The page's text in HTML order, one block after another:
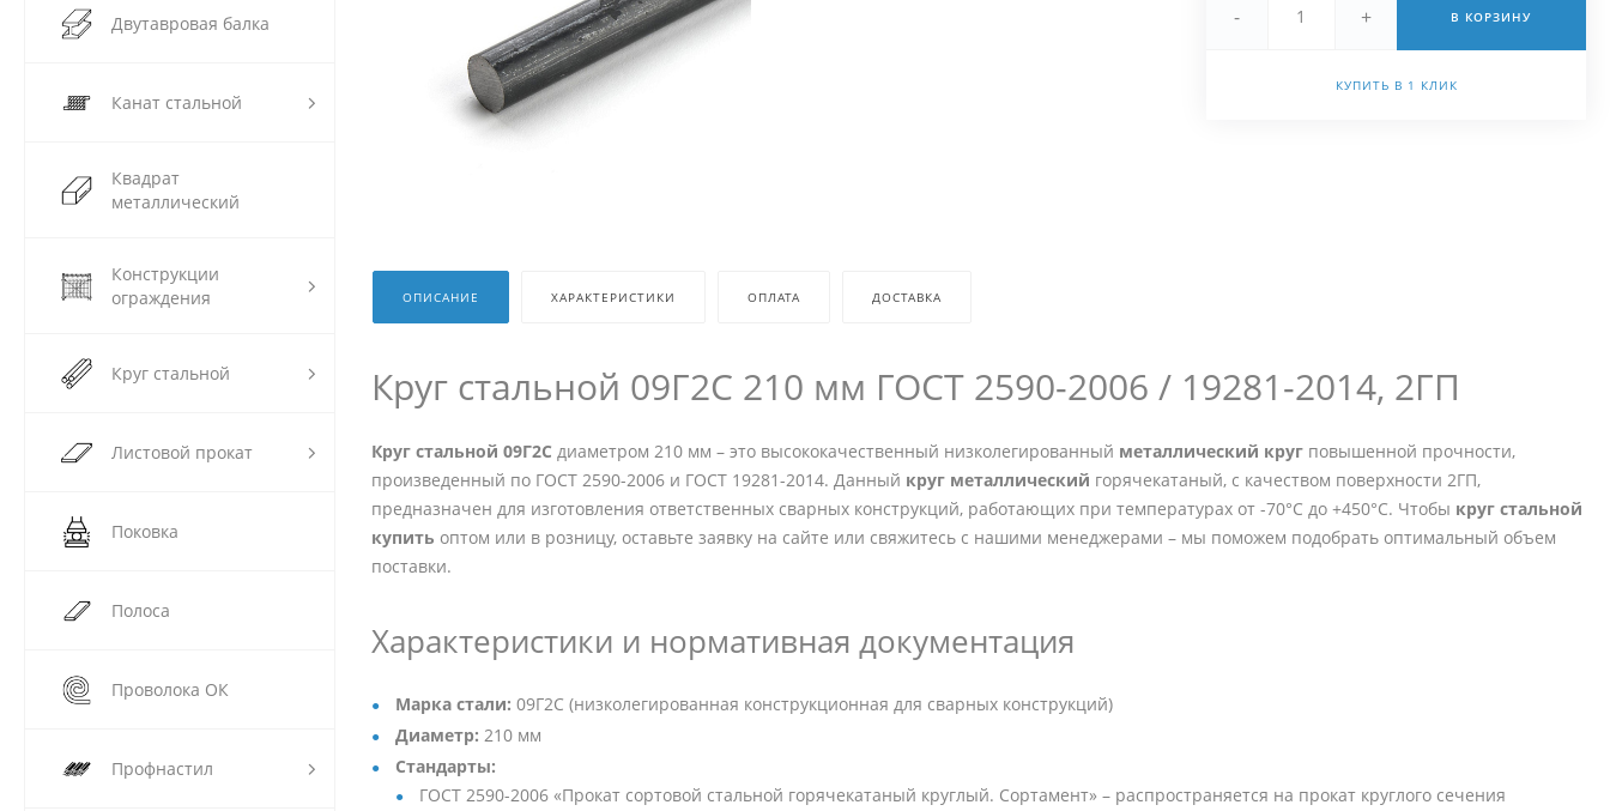
25091985a@inbox.ru
г. Новосибирск, ул.
Двутавровая балка
Канат стальной
Квадрат
металлический
Конструкции
ограждения
Круг стальной
Листовой прокат
Поковка
Полоса
Проволока ОК
Профнастил
- + В КОРЗИНУ
КУПИТЬ В 1 КЛИК
ОПИСАНИЕ ХАРАКТЕРИСТИКИ ОПЛАТА ДОСТАВКА
Круг стальной 09Г2С 210 мм ГОСТ 2590-2006 / 19281-2014, 2ГП
Круг стальной 09Г2С диаметром 210 мм – это высококачественный низколегированный металлический круг повышенной прочности,
произведенный по ГОСТ 2590-2006 и ГОСТ 19281-2014. Данный круг металлический горячекатаный, с качеством поверхности 2ГП,
предназначен для изготовления ответственных сварных конструкций, работающих при температурах от -70°C до +450°C. Чтобы круг стальной
купить оптом или в розницу, оставьте заявку на сайте или свяжитесь с нашими менеджерами – мы поможем подобрать оптимальный объем
поставки.
Характеристики и нормативная документация
Марка стали: 09Г2С (низколегированная конструкционная для сварных конструкций)
Диаметр: 210 мм
Стандарты:
ГОСТ 2590-2006 «Прокат сортовой стальной горячекатаный круглый. Сортамент» – распространяется на прокат круглого сечения